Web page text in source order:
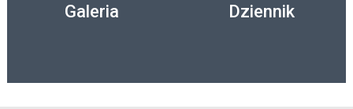
Galeria Dziennik